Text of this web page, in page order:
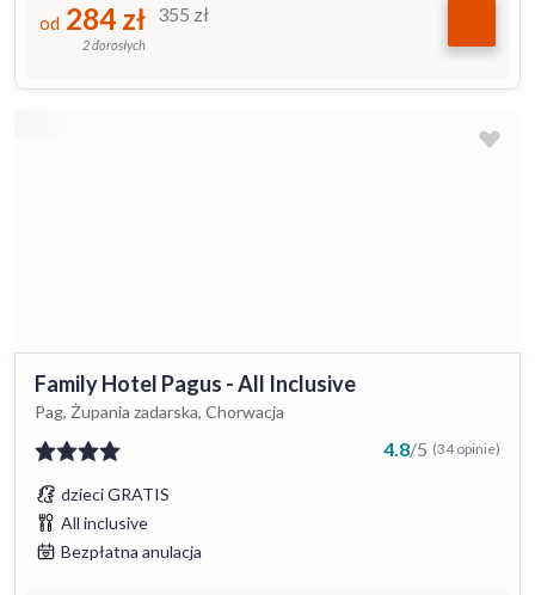
355 zł
od 284 zł
2 dorosłych
Family Hotel Pagus - All Inclusive
Pag, Żupania zadarska, Chorwacja
4.8/5 (34 opinie)
dzieci GRATIS
All inclusive
Bezpłatna anulacja